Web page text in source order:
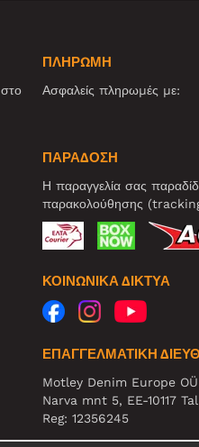
ΠΛΗΡΩΜΗ
Ασφαλείς πληρωμές με:
ΠΑΡΑΔΟΣΗ
Η παραγγελία σας
παρακολούθησης
ΚΟΙΝΩΝΙΚΆ ΔΊΚΤΥΑ
ΕΠΑΓΓΕΛΜΑΤΙΚΗ
Motley Denim Europe OÜ
Narva mnt 5, EE-10117
Reg: 12356245